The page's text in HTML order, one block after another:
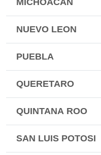
MICHOACAN
NUEVO LEON
PUEBLA
QUERETARO
QUINTANA ROO
SAN LUIS POTOSI